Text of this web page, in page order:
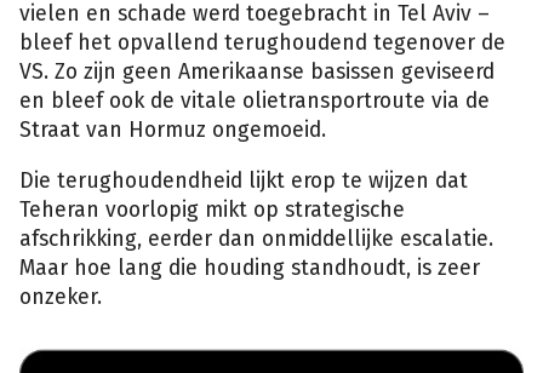
vielen en schade werd toegebracht in Tel Aviv –
bleef het opvallend terughoudend tegenover de
VS. Zo zijn geen Amerikaanse basissen geviseerd
en bleef ook de vitale olietransportroute via de
Straat van Hormuz ongemoeid.
Die terughoudendheid lijkt erop te wijzen dat
Teheran voorlopig mikt op strategische
afschrikking, eerder dan onmiddellijke escalatie.
Maar hoe lang die houding standhoudt, is zeer
onzeker.